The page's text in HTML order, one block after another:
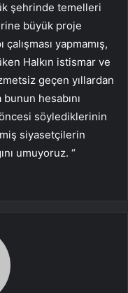
şehrinde temelleri
büyük proje
yapmamış,
Halkın istismar ve
geçen yıllardan
hesabını
söylediklerinin
siyasetçilerin
umuyoruz. “